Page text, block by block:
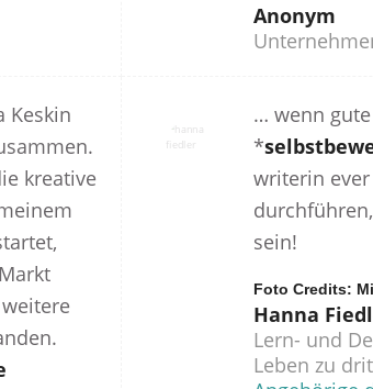
Anonym
Keskin
kreative
… wenn
*
writerin
sein!
Foto Credits:
Hanna
Lern- und
Leben zu